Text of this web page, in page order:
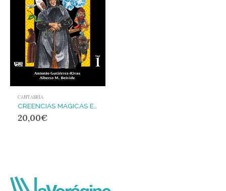
CANTABRIA
CREENCIAS MAGICAS EN LA TRADICIÓN ORAL DE CANTABRIA
20,00€